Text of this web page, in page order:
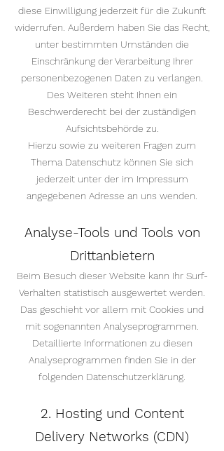
diese Einwilligung jederzeit für die Zukunft
widerrufen. Außerdem haben Sie das Recht,
unter bestimmten Umständen die
Einschränkung der Verarbeitung Ihrer
personenbezogenen Daten zu verlangen.
Des Weiteren steht Ihnen ein
Beschwerderecht bei der zuständigen
Aufsichtsbehörde zu.
Hierzu sowie zu weiteren Fragen zum
Thema Datenschutz können Sie sich
jederzeit unter der im Impressum
angegebenen Adresse an uns wenden.
Analyse-Tools und Tools von
Drittanbietern
Beim Besuch dieser Website kann Ihr Surf-
Verhalten statistisch ausgewertet werden.
Das geschieht vor allem mit Cookies und
mit sogenannten Analyseprogrammen.
Detaillierte Informationen zu diesen
Analyseprogrammen finden Sie in der
folgenden Datenschutzerklärung.
2. Hosting und Content
Delivery Networks (CDN)